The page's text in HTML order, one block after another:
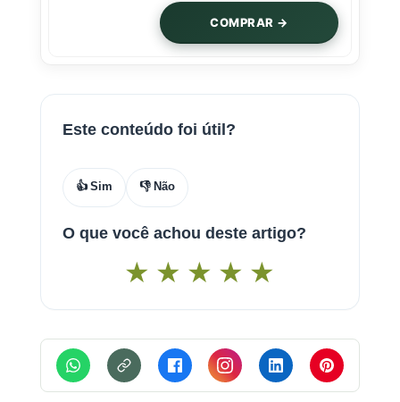
COMPRAR →
Este conteúdo foi útil?
👍 Sim 👎 Não
O que você achou deste artigo?
★ ★ ★ ★ ★